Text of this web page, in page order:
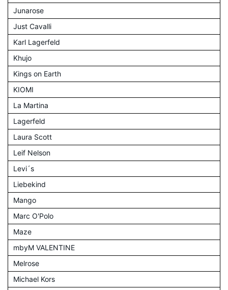
Junarose
Just Cavalli
Karl Lagerfeld
Khujo
Kings on Earth
KIOMI
La Martina
Lagerfeld
Laura Scott
Leif Nelson
Levi´s
Liebekind
Mango
Marc O'Polo
Maze
mbyM VALENTINE
Melrose
Michael Kors